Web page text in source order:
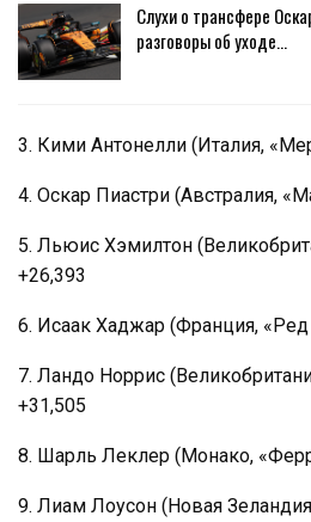
Слухи о трансфере
разговоры об уходе…
3. Кими Антонелли (Италия,
4. Оскар Пиастри (Австралия,
5. Льюис Хэмилтон
+26,393
6. Исаак Хаджар (Франция,
7. Ландо Норрис
+31,505
8. Шарль Леклер (Монако,
9. Лиам Лоусон (Новая